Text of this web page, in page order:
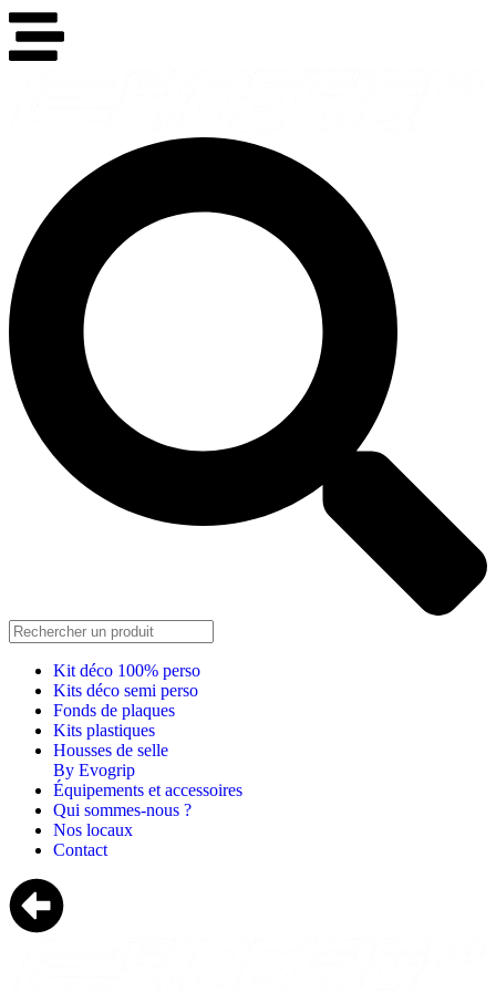
Kit déco 100% perso
Kits déco semi perso
Fonds de plaques
Kits plastiques
Housses de selle
By Evogrip
Équipements et accessoires
Qui sommes-nous ?
Nos locaux
Contact